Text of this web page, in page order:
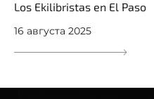
Los Ekilibristas en El Paso
16 августа 2025